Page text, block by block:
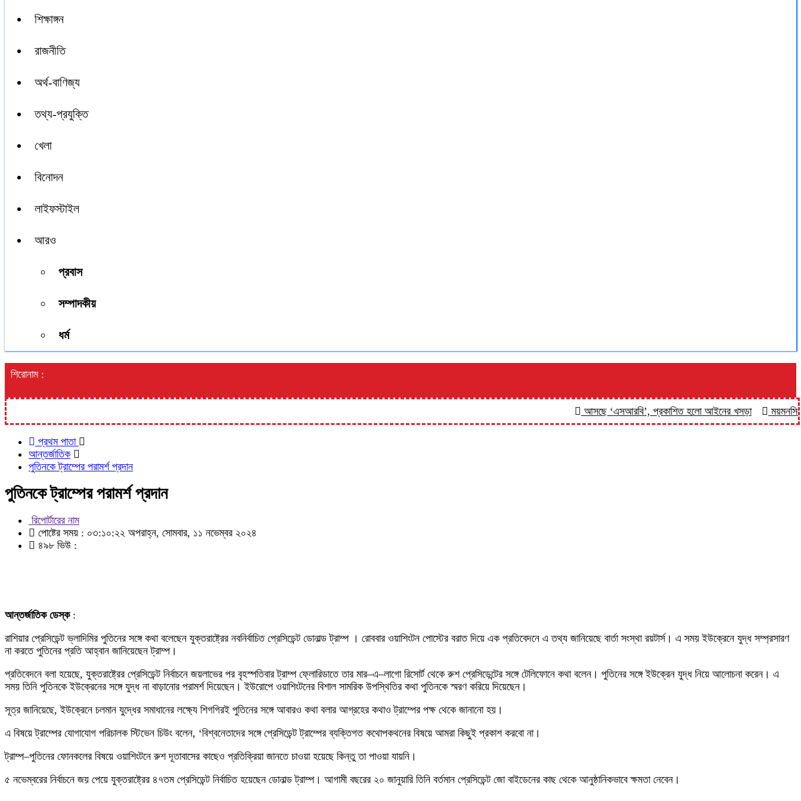
শিক্ষাঙ্গন
রাজনীতি
অর্থ-বাণিজ্য
তথ্য-প্রযুক্তি
খেলা
বিনোদন
লাইফস্টাইল
আরও
প্রবাস
সম্পাদকীয়
ধর্ম
শিরোনাম :
আসছে ‘এসআরবি’, প্রকাশিত হলো আইনের খসড়া ময়মনসিংহের চর
প্রথম পাতা
আন্তর্জাতিক
পুতিনকে ট্রাম্পের পরামর্শ প্রদান
পুতিনকে ট্রাম্পের পরামর্শ প্রদান
রিপোর্টারের নাম
পোষ্টের সময় : ০৩:১০:২২ অপরাহ্ন, সোমবার, ১১ নভেম্বর ২০২৪
৪৯৮ ভিউ :
আন্তর্জাতিক ডেস্ক:
রাশিয়ার প্রেসিডেন্ট ভ্লাদিমির পুতিনের সঙ্গে কথা বলেছেন যুক্তরাষ্ট্রের নবনির্বাচিত প্রেসিডেন্ট ডোনাল্ড ট্রাম্প । রোববার ওয়াশিংটন পোস্টের বরাত দিয়ে এক প্রতিবেদনে এ তথ্য জানিয়েছে বার্তা সংস্থা রয়টার্স। এ সময় ইউক্রেনে যুদ্ধ সম্প্রসারণ
না করতে পুতিনের প্রতি আহ্বান জানিয়েছেন ট্রাম্প।
প্রতিবেদনে বলা হয়েছে, যুক্তরাষ্ট্রের প্রেসিডেন্ট নির্বাচনে জয়লাভের পর বৃহস্পতিবার ট্রাম্প ফ্লোরিডাতে তার মার–এ–লাগো রিসোর্ট থেকে রুশ প্রেসিডেন্টের সঙ্গে টেলিফোনে কথা বলেন। পুতিনের সঙ্গে ইউক্রেন যুদ্ধ নিয়ে আলোচনা করেন। এ
সময় তিনি পুতিনকে ইউক্রেনের সঙ্গে যুদ্ধ না বাড়ানোর পরামর্শ দিয়েছেন। ইউরোপে ওয়াশিংটনের বিশাল সামরিক উপস্থিতির কথা পুতিনকে স্মরণ করিয়ে দিয়েছেন।
সূত্র জানিয়েছে, ইউক্রেনে চলমান যুদ্ধের সমাধানের লক্ষ্যে শিগগিরই পুতিনের সঙ্গে আবারও কথা বলার আগ্রহের কথাও ট্রাম্পের পক্ষ থেকে জানানো হয়।
এ বিষয়ে ট্রাম্পের যোগাযোগ পরিচালক স্টিভেন চিউং বলেন, ‘বিশ্বনেতাদের সঙ্গে প্রেসিডেন্ট ট্রাম্পের ব্যক্তিগত কথোপকথনের বিষয়ে আমরা কিছুই প্রকাশ করবো না।
ট্রাম্প–পুতিনের ফোনকলের বিষয়ে ওয়াশিংটনে রুশ দূতাবাসের কাছেও প্রতিক্রিয়া জানতে চাওয়া হয়েছে কিন্তু তা পাওয়া যায়নি।
৫ নভেম্বরের নির্বাচনে জয় পেয়ে যুক্তরাষ্ট্রের ৪৭তম প্রেসিডেন্ট নির্বাচিত হয়েছেন ডোনাল্ড ট্রাম্প। আগামী বছরের ২০ জানুয়ারি তিনি বর্তমান প্রেসিডেন্ট জো বাইডেনের কাছ থেকে আনুষ্ঠানিকভাবে ক্ষমতা নেবেন।